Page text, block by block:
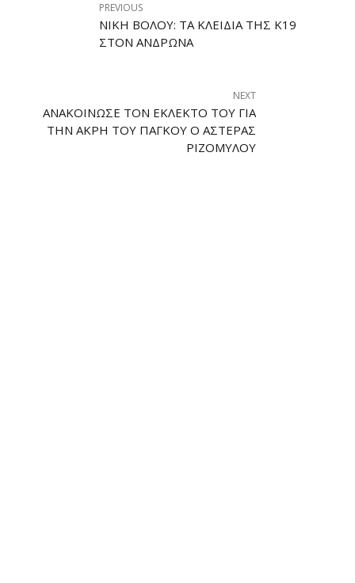
PREVIOUS
ΝΊΚΗ ΒΌΛΟΥ: ΤΑ ΚΛΕΙΔΙΆ ΤΗΣ Κ19
ΣΤΟΝ ΑΝΔΡΩΝΆ
NEXT
ΑΝΑΚΟΊΝΩΣΕ ΤΟΝ ΕΚΛΕΚΤΌ ΤΟΥ ΓΙΑ
ΤΗΝ ΆΚΡΗ ΤΟΥ ΠΆΓΚΟΥ Ο ΑΣΤΈΡΑΣ
ΡΙΖΟΜΎΛΟΥ